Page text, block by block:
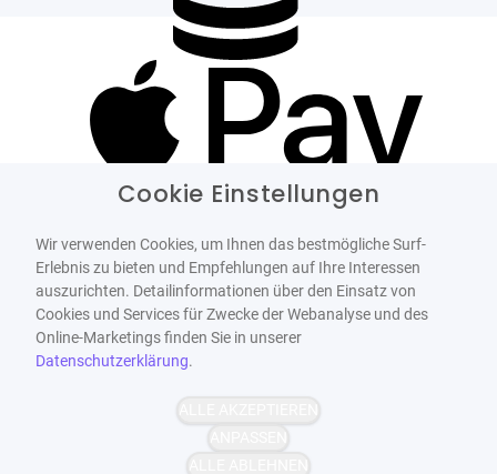
Cookie Einstellungen
Wir verwenden Cookies, um Ihnen das bestmögliche Surf-
Erlebnis zu bieten und Empfehlungen auf Ihre Interessen
auszurichten. Detailinformationen über den Einsatz von
Cookies und Services für Zwecke der Webanalyse und des
Online-Marketings finden Sie in unserer
Datenschutzerklärung.
ALLE AKZEPTIEREN
ANPASSEN
ALLE ABLEHNEN